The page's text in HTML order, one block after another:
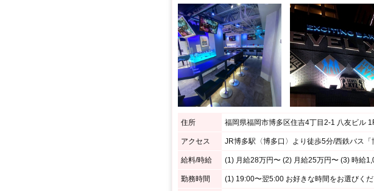
住所 福岡県福岡市博多区住吉4丁目2-1 八友ビル
アクセス JR博多駅〈博多口〉より徒歩5分/西鉄バス
給料/時給 (1) 月給28万円〜 (2) 月給25万円〜 (3) 時給
勤務時間